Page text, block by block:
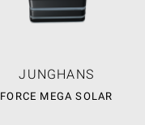
JUNGHANS
FORCE MEGA SOLAR